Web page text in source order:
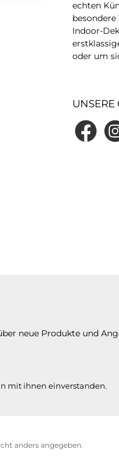
echten
Indoor-
oder um
UNSERE
Facebook
neue Produkte und
mit ihnen einverstanden.
anders angegeben.